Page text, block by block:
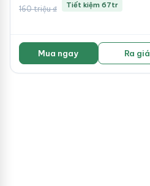
160 triệu ₫ Tiết kiệm 67tr
Mua ngay Ra giá